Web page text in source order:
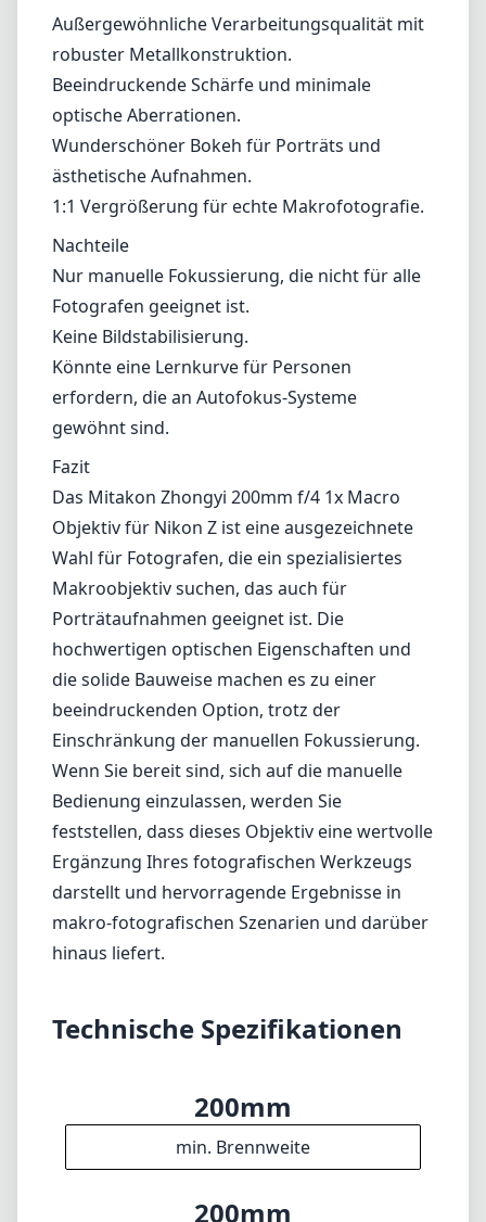
Außergewöhnliche Verarbeitungsqualität mit
robuster Metallkonstruktion.
Beeindruckende Schärfe und minimale
optische Aberrationen.
Wunderschöner Bokeh für Porträts und
ästhetische Aufnahmen.
1:1 Vergrößerung für echte Makrofotografie.
Nachteile
Nur manuelle Fokussierung, die nicht für alle
Fotografen geeignet ist.
Keine Bildstabilisierung.
Könnte eine Lernkurve für Personen
erfordern, die an Autofokus-Systeme
gewöhnt sind.
Fazit
Das Mitakon Zhongyi 200mm f/4 1x Macro
Objektiv für Nikon Z ist eine ausgezeichnete
Wahl für Fotografen, die ein spezialisiertes
Makroobjektiv suchen, das auch für
Porträtaufnahmen geeignet ist. Die
hochwertigen optischen Eigenschaften und
die solide Bauweise machen es zu einer
beeindruckenden Option, trotz der
Einschränkung der manuellen Fokussierung.
Wenn Sie bereit sind, sich auf die manuelle
Bedienung einzulassen, werden Sie
feststellen, dass dieses Objektiv eine wertvolle
Ergänzung Ihres fotografischen Werkzeugs
darstellt und hervorragende Ergebnisse in
makro-fotografischen Szenarien und darüber
hinaus liefert.
Technische Spezifikationen
200mm
min. Brennweite
200mm